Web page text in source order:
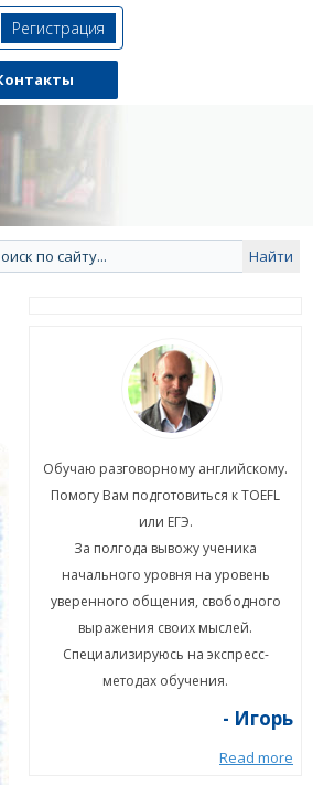
Регистрация
Обучаю разговорному английскому.
Помогу Вам подготовиться к TOEFL
или ЕГЭ.
За полгода вывожу ученика
начального уровня на уровень
уверенного общения, свободного
выражения своих мыслей.
Специализируюсь на экспресс-
методах обучения.
- Игорь
Read more